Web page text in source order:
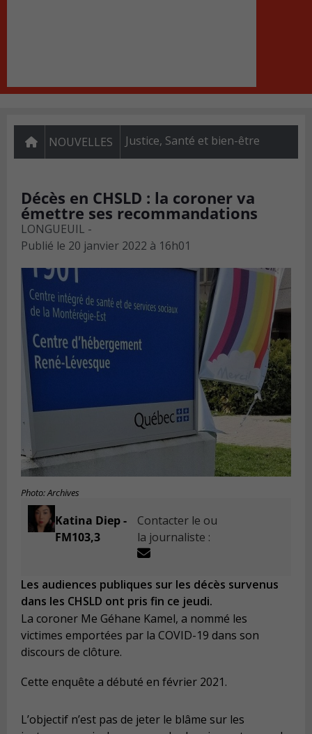
NOUVELLES Justice, Santé et bien-être
Décès en CHSLD : la coroner va
émettre ses recommandations
LONGUEUIL -
Publié le 20 janvier 2022 à 16h01
Photo: Archives
Katina Diep -
FM103,3
Contacter le ou
la journaliste :
Les audiences publiques sur les décès survenus
dans les CHSLD ont pris fin ce jeudi.
La coroner Me Géhane Kamel, a nommé les
victimes emportées par la COVID-19 dans son
discours de clôture.
Cette enquête a débuté en février 2021.
L’objectif n’est pas de jeter le blâme sur les